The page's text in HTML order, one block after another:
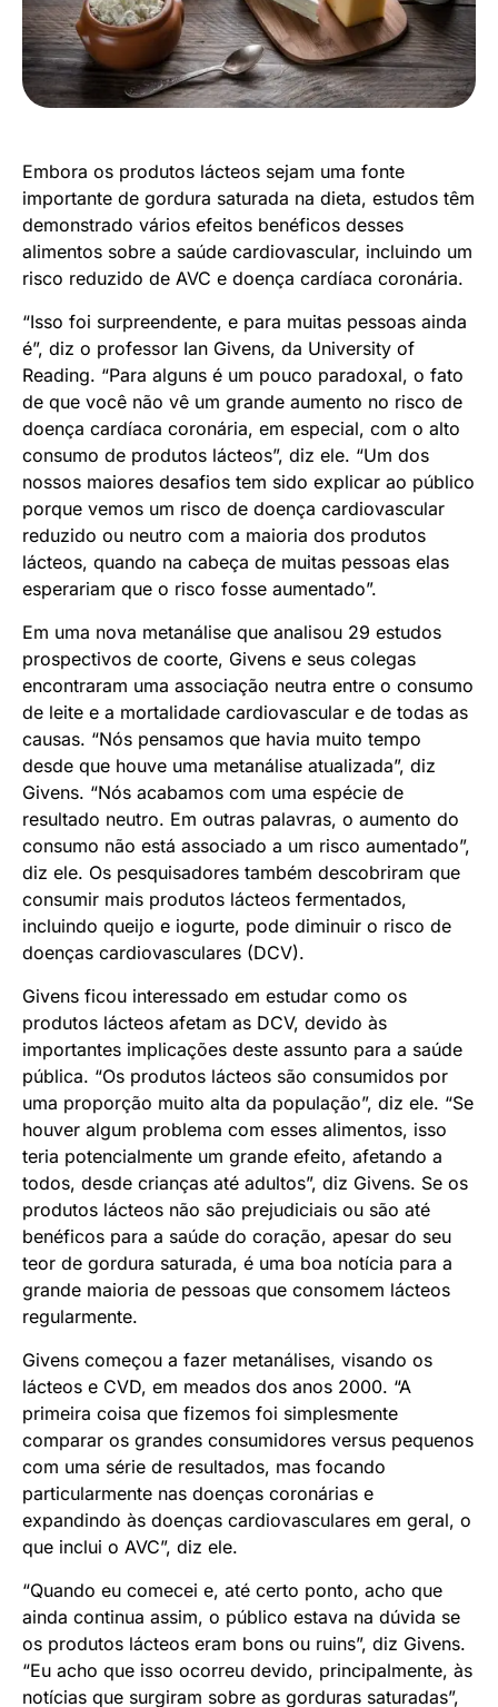
Embora os produtos lácteos sejam uma fonte
importante de gordura saturada na dieta, estudos têm
demonstrado vários efeitos benéficos desses
alimentos sobre a saúde cardiovascular, incluindo um
risco reduzido de AVC e doença cardíaca coronária.
“Isso foi surpreendente, e para muitas pessoas ainda
é”, diz o professor Ian Givens, da University of
Reading. “Para alguns é um pouco paradoxal, o fato
de que você não vê um grande aumento no risco de
doença cardíaca coronária, em especial, com o alto
consumo de produtos lácteos”, diz ele. “Um dos
nossos maiores desafios tem sido explicar ao público
porque vemos um risco de doença cardiovascular
reduzido ou neutro com a maioria dos produtos
lácteos, quando na cabeça de muitas pessoas elas
esperariam que o risco fosse aumentado”.
Em uma nova metanálise que analisou 29 estudos
prospectivos de coorte, Givens e seus colegas
encontraram uma associação neutra entre o consumo
de leite e a mortalidade cardiovascular e de todas as
causas. “Nós pensamos que havia muito tempo
desde que houve uma metanálise atualizada”, diz
Givens. “Nós acabamos com uma espécie de
resultado neutro. Em outras palavras, o aumento do
consumo não está associado a um risco aumentado”,
diz ele. Os pesquisadores também descobriram que
consumir mais produtos lácteos fermentados,
incluindo queijo e iogurte, pode diminuir o risco de
doenças cardiovasculares (DCV).
Givens ficou interessado em estudar como os
produtos lácteos afetam as DCV, devido às
importantes implicações deste assunto para a saúde
pública. “Os produtos lácteos são consumidos por
uma proporção muito alta da população”, diz ele. “Se
houver algum problema com esses alimentos, isso
teria potencialmente um grande efeito, afetando a
todos, desde crianças até adultos”, diz Givens. Se os
produtos lácteos não são prejudiciais ou são até
benéficos para a saúde do coração, apesar do seu
teor de gordura saturada, é uma boa notícia para a
grande maioria de pessoas que consomem lácteos
regularmente.
Givens começou a fazer metanálises, visando os
lácteos e CVD, em meados dos anos 2000. “A
primeira coisa que fizemos foi simplesmente
comparar os grandes consumidores versus pequenos
com uma série de resultados, mas focando
particularmente nas doenças coronárias e
expandindo às doenças cardiovasculares em geral, o
que inclui o AVC”, diz ele.
“Quando eu comecei e, até certo ponto, acho que
ainda continua assim, o público estava na dúvida se
os produtos lácteos eram bons ou ruins”, diz Givens.
“Eu acho que isso ocorreu devido, principalmente, às
notícias que surgiram sobre as gorduras saturadas”,